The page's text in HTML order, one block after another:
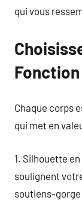
qui vous
Chaque corps
qui met en
1. Silhouette
soulignent
soutiens-